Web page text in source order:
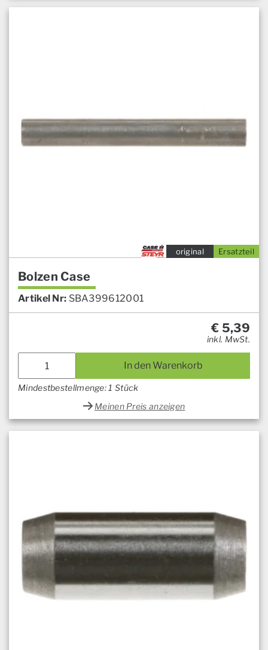
Ersatzteil
original
Bolzen Case
Artikel Nr: SBA399612001
€ 5,39
inkl. MwSt.
In den Warenkorb
Mindestbestellmenge: 1 Stück
Meinen Preis anzeigen